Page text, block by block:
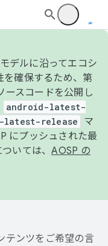
デルに沿ってエコシ
を確保するため、第
ースコードを公開し
android-latest-
latest-release
マ
にプッシュされた最
いては、AOSP の
テンツをご希望の言